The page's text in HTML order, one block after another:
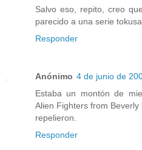
Salvo eso, repito, creo
parecido a una serie
Responder
Anónimo 4 de junio de
Estaba un montón de
Alien Fighters from
repelieron.
Responder